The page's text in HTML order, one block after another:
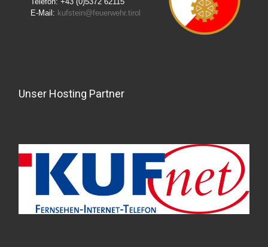
E-Mail: kufstein@feuerwehr.tirol
Unser Hosting Partner